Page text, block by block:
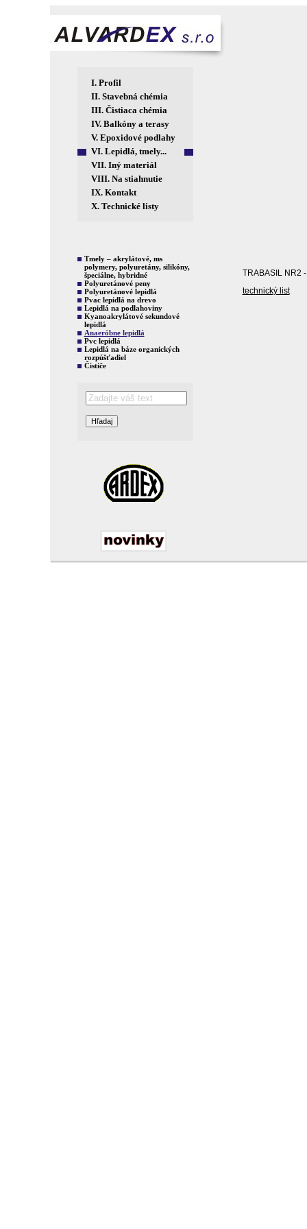
I. Profil
II. Stavebná chémia
III. Čistiaca chémia
IV. Balkóny a terasy
V. Epoxidové podlahy
VI. Lepidlá, tmely...
VII. Iný materiál
VIII. Na stiahnutie
IX. Kontakt
X. Technické listy
Tmely – akrylátové, ms
polymery, polyuretány, silikóny,
špeciálne, hybridné
Polyuretánové peny
Polyuretánové lepidlá
Pvac lepidlá na drevo
Lepidlá na podlahoviny
Kyanoakrylátové sekundové
lepidlá
Anaeróbne lepidlá
Pvc lepidlá
Lepidlá na báze organických
rozpúšťadiel
Čističe
TRABASIL NR2
technický list